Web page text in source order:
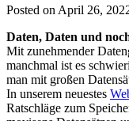
Posted on April 26,
Daten, Daten und
Mit zunehmender
manchmal ist es
man mit großen
In unserem neuestes
Ratschläge zum